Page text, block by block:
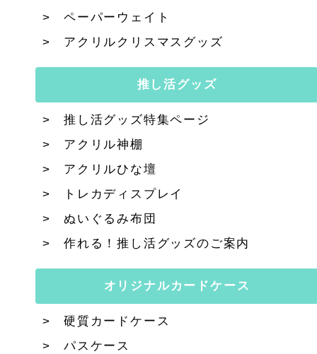
ペーパーウェイト
アクリルクリスマスグッズ
推し活グッズ
推し活グッズ特集ページ
アクリル神棚
アクリルひな壇
トレカディスプレイ
ぬいぐるみ布団
作れる！推し活グッズのご案内
オリジナルカードケース
硬質カードケース
パスケース